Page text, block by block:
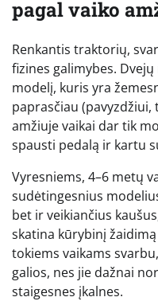
pagal vaiko
Renkantis traktorių,
fizines galimybes.
modelį, kuris yra
paprasčiau (pavyzdžiui,
amžiuje vaikai dar tik
spausti pedalą ir kartu
Vyresniems, 4–6 metų
sudėtingesnius
bet ir veikiančius
skatina kūrybinį
tokiems vaikams
galios, nes jie dažnai
staigesnes įkalnes.